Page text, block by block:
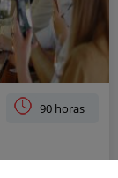
90 horas